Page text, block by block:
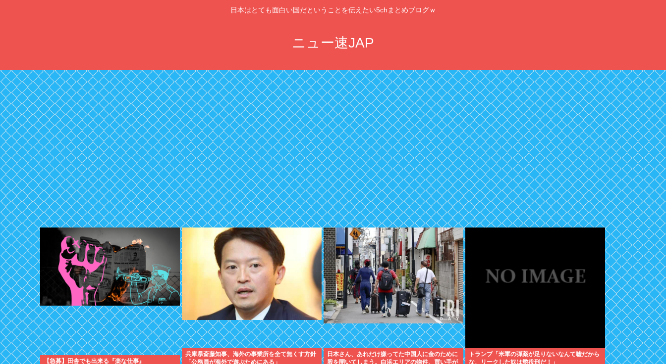
日本はとても面白い国だということを伝えたい5chまとめブログｗ
ニュー速JAP
【急募】田舎でも出来る『楽な仕事』
兵庫県斎藤知事、海外の事業所を全て無くす方針
「公務員が海外で遊ぶためにある」
日本さん、あれだけ嫌ってた中国人に金のために
股を開いてしまう。白浜エリアの物件、買い手が
トランプ「米軍の弾薬が足りないなんて嘘だから
な、リークした奴は懲役刑だ！」